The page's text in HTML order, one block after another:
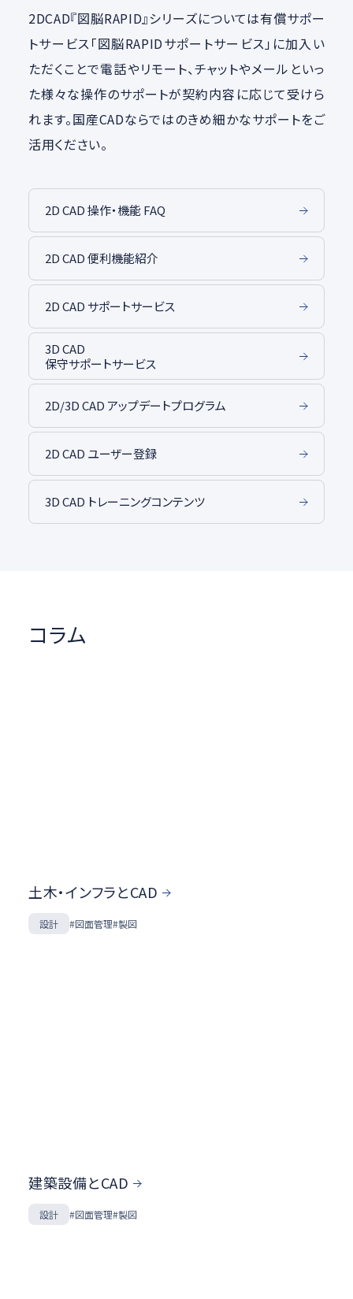
2DCAD『図脳RAPID』シリーズについては有償サポー
トサービス「図脳RAPIDサポートサービス」に加入い
ただくことで電話やリモート、チャットやメールといっ
た様々な操作のサポートが契約内容に応じて受けら
れます。国産CADならではのきめ細かなサポートをご
活用ください。
2D CAD 操作・機能 FAQ
2D CAD 便利機能紹介
2D CAD サポートサービス
3D CAD
保守サポートサービス
2D/3D CAD アップデートプログラム
2D CAD ユーザー登録
3D CAD トレーニングコンテンツ
コラム
土木・インフラとCAD
設計 #図面管理#製図
建築設備とCAD
設計 #図面管理#製図